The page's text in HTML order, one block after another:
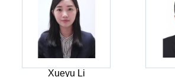
Xueyu Li